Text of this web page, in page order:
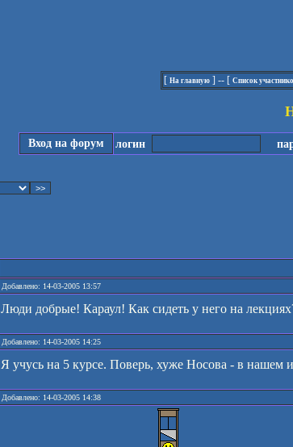
[ На главную ] -- [ Список
Вход на форум логин
Добавлено: 14-03-2005 13:57
Люди добрые! Караул! Как сидеть у него на
Добавлено: 14-03-2005 14:25
Я учусь на 5 курсе. Поверь, хуже Носова - в нашем
Добавлено: 14-03-2005 14:38